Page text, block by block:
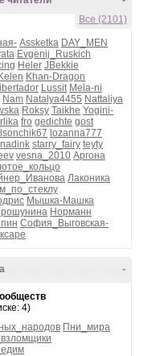
Все (2101)
Assketka DAY_MEN
Evgenij_Ruskich
Heler JBekkie
Kelen Khan-Dragon
Lussit Mela-ni
Nam Natalya4455 Nattaliya
Roksy Taikhe Yogini-
fro gedichte gost
lozanna777
starry_fairy teyty
vesna_2010 Аргона
Лаконика
Мышка-Машка
Норманн
София_Выговская-
-
4)
Пни_мира